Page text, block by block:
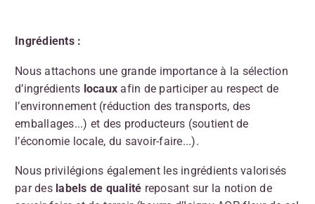
Ingrédients :
Nous attachons une grande importance à la sélection
d’ingrédients locaux afin de participer au respect de
l’environnement (réduction des transports, des
emballages...) et des producteurs (soutient de
l’économie locale, du savoir-faire...).
Nous privilégions également les ingrédients valorisés
par des labels de qualité reposant sur la notion de